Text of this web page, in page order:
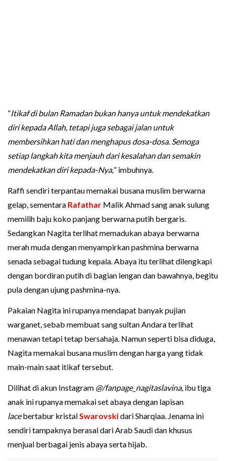
“Itikaf di bulan Ramadan bukan hanya untuk mendekatkan
diri kepada Allah, tetapi juga sebagai jalan untuk
membersihkan hati dan menghapus dosa-dosa. Semoga
setiap langkah kita menjauh dari kesalahan dan semakin
mendekatkan diri kepada-Nya,” imbuhnya.
Raffi sendiri terpantau memakai busana muslim berwarna
gelap, sementara Rafathar Malik Ahmad sang anak sulung
memilih baju koko panjang berwarna putih bergaris.
Sedangkan Nagita terlihat memadukan abaya berwarna
merah muda dengan menyampirkan pashmina berwarna
senada sebagai tudung kepala. Abaya itu terlihat dilengkapi
dengan bordiran putih di bagian lengan dan bawahnya, begitu
pula dengan ujung pashmina-nya.
Pakaian Nagita ini rupanya mendapat banyak pujian
warganet, sebab membuat sang sultan Andara terlihat
menawan tetapi tetap bersahaja. Namun seperti bisa diduga,
Nagita memakai busana muslim dengan harga yang tidak
main-main saat itikaf tersebut.
Dilihat di akun Instagram @/fanpage_nagitaslavina, ibu tiga
anak ini rupanya memakai set abaya dengan lapisan
lacebertabur kristalSwarovskidari Sharqiaa. Jenama ini
sendiri tampaknya berasal dari Arab Saudi dan khusus
menjual berbagai jenis abaya serta hijab.